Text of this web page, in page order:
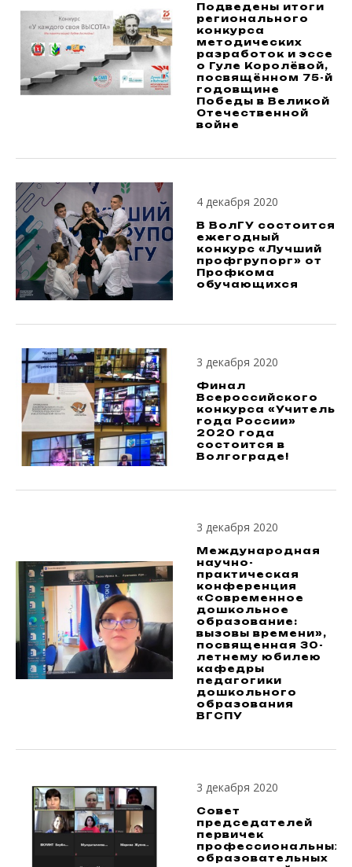
Подведены итоги
регионального
конкурса
методических
разработок и эссе
о Гуле Королёвой,
посвящённом 75-й
годовщине
Победы в Великой
Отечественной
войне
4 декабря 2020
В ВолГУ состоится
ежегодный
конкурс «Лучший
профгрупорг» от
Профкома
обучающихся
3 декабря 2020
Финал
Всероссийского
конкурса «Учитель
года России»
2020 года
состоится в
Волгограде!
3 декабря 2020
Международная
научно-
практическая
конференция
«Современное
дошкольное
образование:
вызовы времени»,
посвященная 30-
летнему юбилею
кафедры
педагогики
дошкольного
образования
ВГСПУ
3 декабря 2020
Совет
председателей
первичек
профессиональных
образовательных